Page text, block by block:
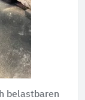
belastbaren